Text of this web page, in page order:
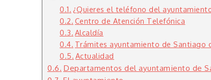
¿Quieres el teléfono del
Centro de Atención Telefónica
Alcaldía
Trámites ayuntamiento de Santiago
Actualidad
Departamentos del ayuntamiento de